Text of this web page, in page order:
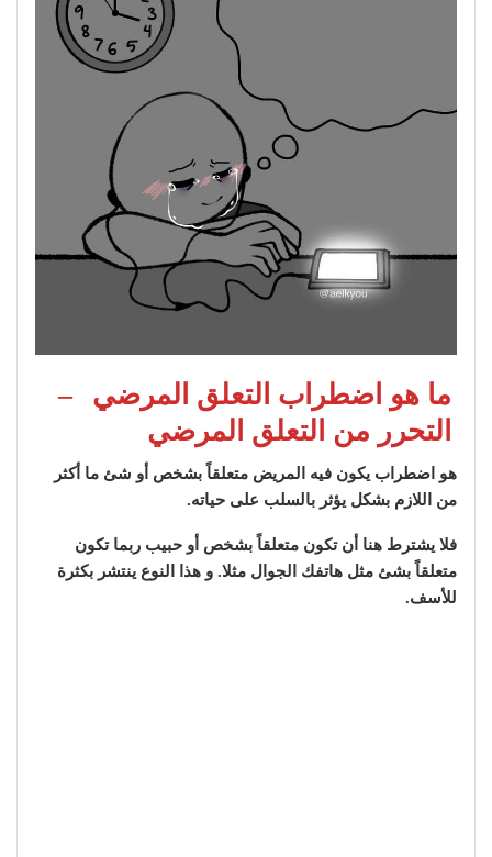
ما هو اضطراب التعلق المرضي
–
التحرر من التعلق المرضي
هو اضطراب يكون فيه المريض متعلقاً بشخص أو شئ ما أكثر
من اللازم بشكل يؤثر بالسلب على حياته.
فلا يشترط هنا أن تكون متعلقاً بشخص أو حبيب ربما تكون
متعلقاً بشئ مثل هاتفك الجوال مثلا. و هذا النوع ينتشر بكثرة
للأسف.